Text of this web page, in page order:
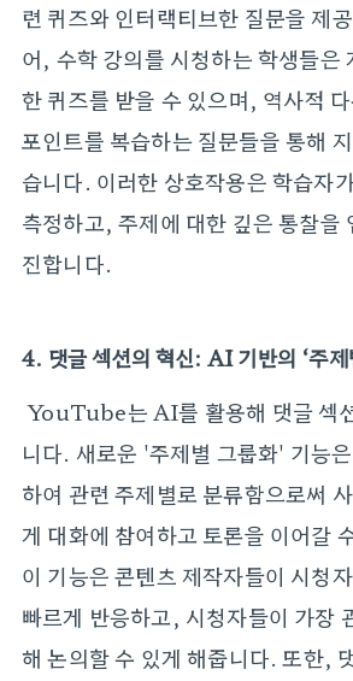
련 퀴즈와 인터랙티브한 질문을 제
어, 수학 강의를 시청하는 학생들은
한 퀴즈를 받을 수 있으며, 역사적
포인트를 복습하는 질문들을 통해
습니다. 이러한 상호작용은 학습자
측정하고, 주제에 대한 깊은 통찰을
진합니다.
4. 댓글 섹션의 혁신: AI 기반의 ‘주제
YouTube는 AI를 활용해 댓글 섹
니다. 새로운 '주제별 그룹화' 기능
하여 관련 주제별로 분류함으로써
게 대화에 참여하고 토론을 이어갈
이 기능은 콘텐츠 제작자들이 시청
빠르게 반응하고, 시청자들이 가장
해 논의할 수 있게 해줍니다. 또한,